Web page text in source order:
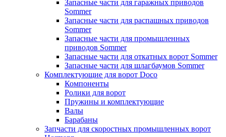
Запасные части для гаражных приводов
Sommer
Запасные части для распашных приводов
Sommer
Запасные части для промышленных
приводов Sommer
Запасные части для откатных ворот Sommer
Запасные части для шлагбаумов Sommer
Комплектующие для ворот Doco
Компоненты
Ролики для ворот
Пружины и комплектующие
Валы
Барабаны
Запчасти для скоростных промышленных ворот